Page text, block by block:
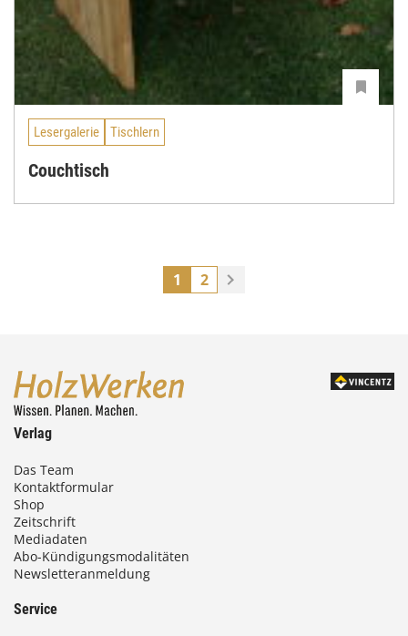
Lesergalerie Tischlern
Couchtisch
1 2
Verlag
Das Team
Kontaktformular
Shop
Zeitschrift
Mediadaten
Abo-Kündigungsmodalitäten
Newsletteranmeldung
Service